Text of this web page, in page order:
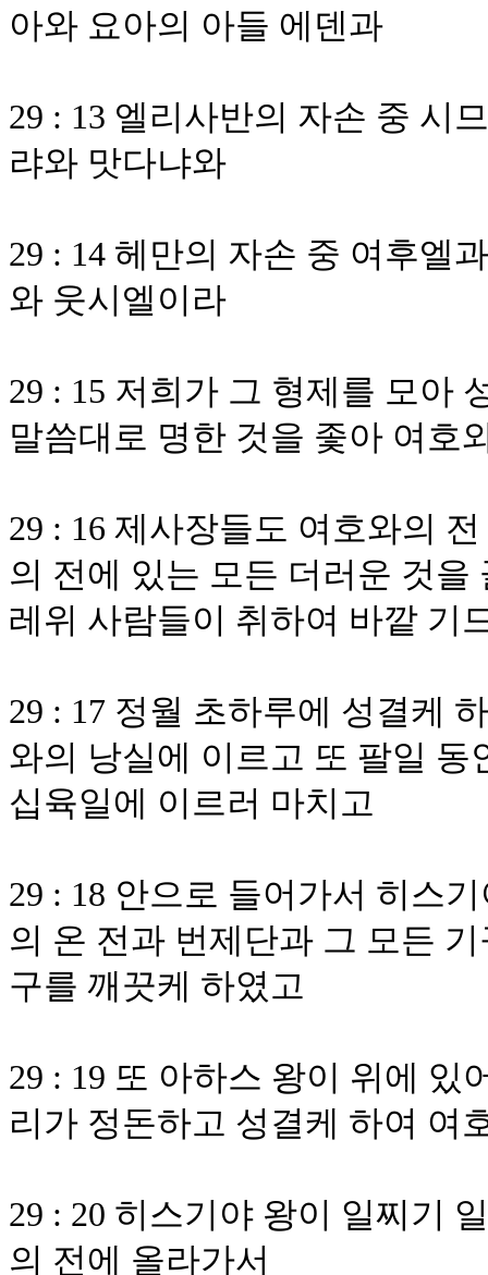
아와 요아의 아들 에덴과
29 : 13 엘리사반의 자손 중 시
랴와 맛다냐와
29 : 14 헤만의 자손 중 여후엘
와 웃시엘이라
29 : 15 저희가 그 형제를 모아
말씀대로 명한 것을 좇아 여호
29 : 16 제사장들도 여호와의
의 전에 있는 모든 더러운 것
레위 사람들이 취하여 바깥 기
29 : 17 정월 초하루에 성결케
와의 낭실에 이르고 또 팔일
십육일에 이르러 마치고
29 : 18 안으로 들어가서 히스
의 온 전과 번제단과 그 모든
구를 깨끗케 하였고
29 : 19 또 아하스 왕이 위에 있
리가 정돈하고 성결케 하여 여
29 : 20 히스기야 왕이 일찌기
의 전에 올라가서